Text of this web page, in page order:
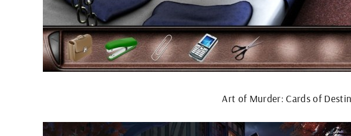
Art of Murder: Cards of